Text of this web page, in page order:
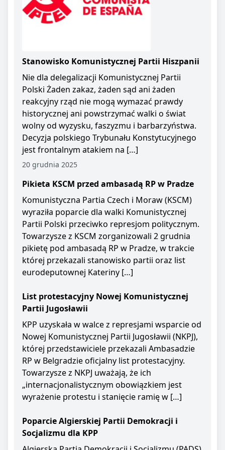
Stanowisko Komunistycznej Partii Hiszpanii
Nie dla delegalizacji Komunistycznej Partii
Polski Żaden zakaz, żaden sąd ani żaden
reakcyjny rząd nie mogą wymazać prawdy
historycznej ani powstrzymać walki o świat
wolny od wyzysku, faszyzmu i barbarzyństwa.
Decyzja polskiego Trybunału Konstytucyjnego
jest frontalnym atakiem na […]
20 grudnia 2025
Pikieta KSCM przed ambasadą RP w Pradze
Komunistyczna Partia Czech i Moraw (KSCM)
wyraziła poparcie dla walki Komunistycznej
Partii Polski przeciwko represjom politycznym.
Towarzysze z KSCM zorganizowali 2 grudnia
pikietę pod ambasadą RP w Pradze, w trakcie
której przekazali stanowisko partii oraz list
eurodeputownej Kateriny […]
List protestacyjny Nowej Komunistycznej
Partii Jugosławii
KPP uzyskała w walce z represjami wsparcie od
Nowej Komunistycznej Partii Jugosławii (NKPJ),
której przedstawiciele przekazali Ambasadzie
RP w Belgradzie oficjalny list protestacyjny.
Towarzysze z NKPJ uważają, że ich
„internacjonalistycznym obowiązkiem jest
wyrażenie protestu i stanięcie ramię w […]
Poparcie Algierskiej Partii Demokracji i
Socjalizmu dla KPP